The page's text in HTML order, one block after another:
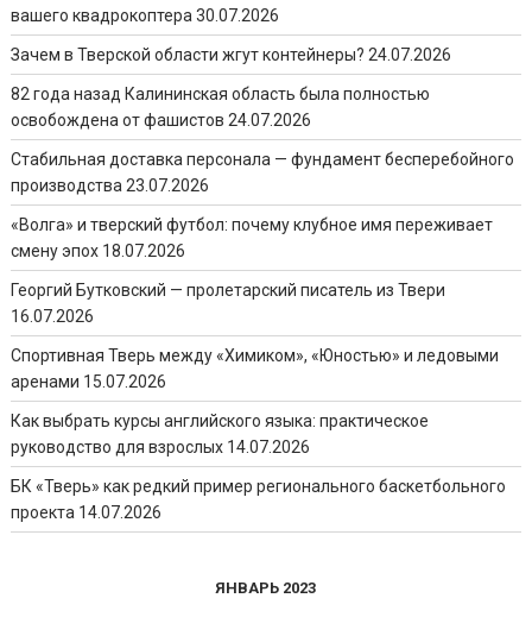
вашего квадрокоптера 30.07.2026
Зачем в Тверской области жгут контейнеры? 24.07.2026
82 года назад Калининская область была полностью
освобождена от фашистов 24.07.2026
Стабильная доставка персонала — фундамент бесперебойного
производства 23.07.2026
«Волга» и тверский футбол: почему клубное имя переживает
смену эпох 18.07.2026
Георгий Бутковский — пролетарский писатель из Твери
16.07.2026
Спортивная Тверь между «Химиком», «Юностью» и ледовыми
аренами 15.07.2026
Как выбрать курсы английского языка: практическое
руководство для взрослых 14.07.2026
БК «Тверь» как редкий пример регионального баскетбольного
проекта 14.07.2026
ЯНВАРЬ 2023